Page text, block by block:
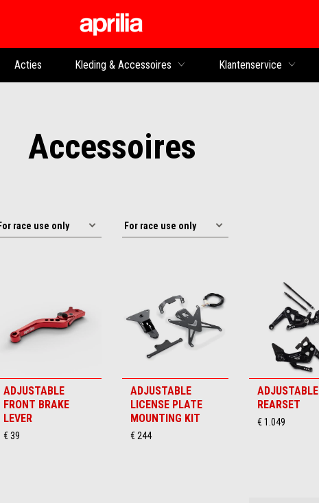
Acties Kleding & Accessoires Klantenservice
Accessoires
ADJUSTABLE
FRONT BRAKE
LEVER
€ 39
ADJUSTABLE
LICENSE PLATE
MOUNTING KIT
€ 244
ADJUSTABLE
REARSET
€ 1.049